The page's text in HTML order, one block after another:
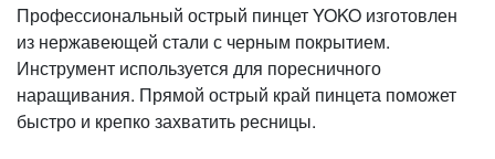
Профессиональный острый пинцет YOKO изготовлен
из нержавеющей стали с черным покрытием.
Инструмент используется для поресничного
наращивания. Прямой острый край пинцета поможет
быстро и крепко захватить ресницы.